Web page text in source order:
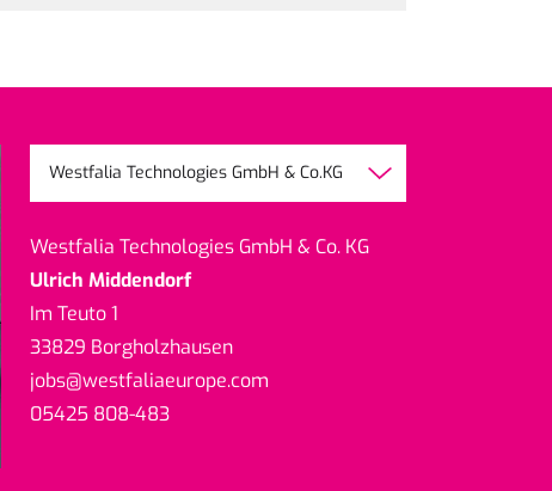
Westfalia Technologies GmbH & Co. KG
Ulrich Middendorf
Im Teuto 1
33829 Borgholzhausen
jobs@westfaliaeurope.com
05425 808-483
Westfalia Technologies GmbH & Co.KG